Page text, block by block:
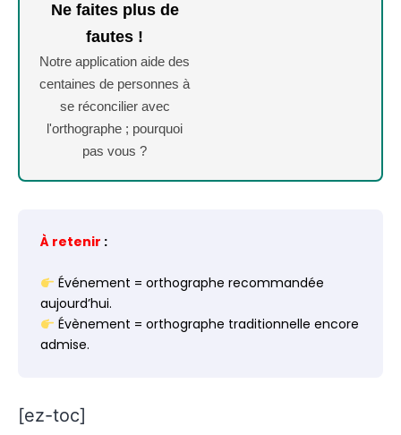
Ne faites plus de
fautes !
Notre application aide des
centaines de personnes à
se réconcilier avec
l'orthographe ; pourquoi
pas vous ?
À retenir :
Événement = orthographe recommandée
aujourd’hui.
Évènement = orthographe traditionnelle encore
admise.
[ez-toc]